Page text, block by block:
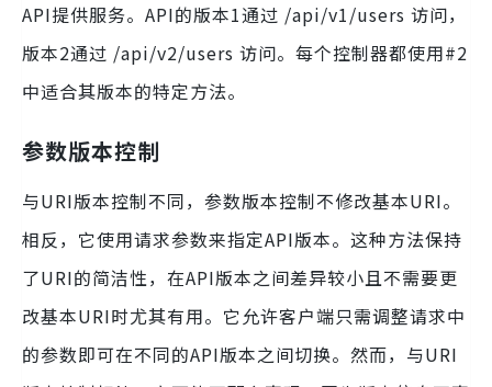
API提供服务。API的版本1通过 /api/v1/users 访问，
版本2通过 /api/v2/users 访问。每个控制器都使用#2
中适合其版本的特定方法。
参数版本控制
与URI版本控制不同，参数版本控制不修改基本URI。
相反，它使用请求参数来指定API版本。这种方法保持
了URI的简洁性，在API版本之间差异较小且不需要更
改基本URI时尤其有用。它允许客户端只需调整请求中
的参数即可在不同的API版本之间切换。然而，与URI